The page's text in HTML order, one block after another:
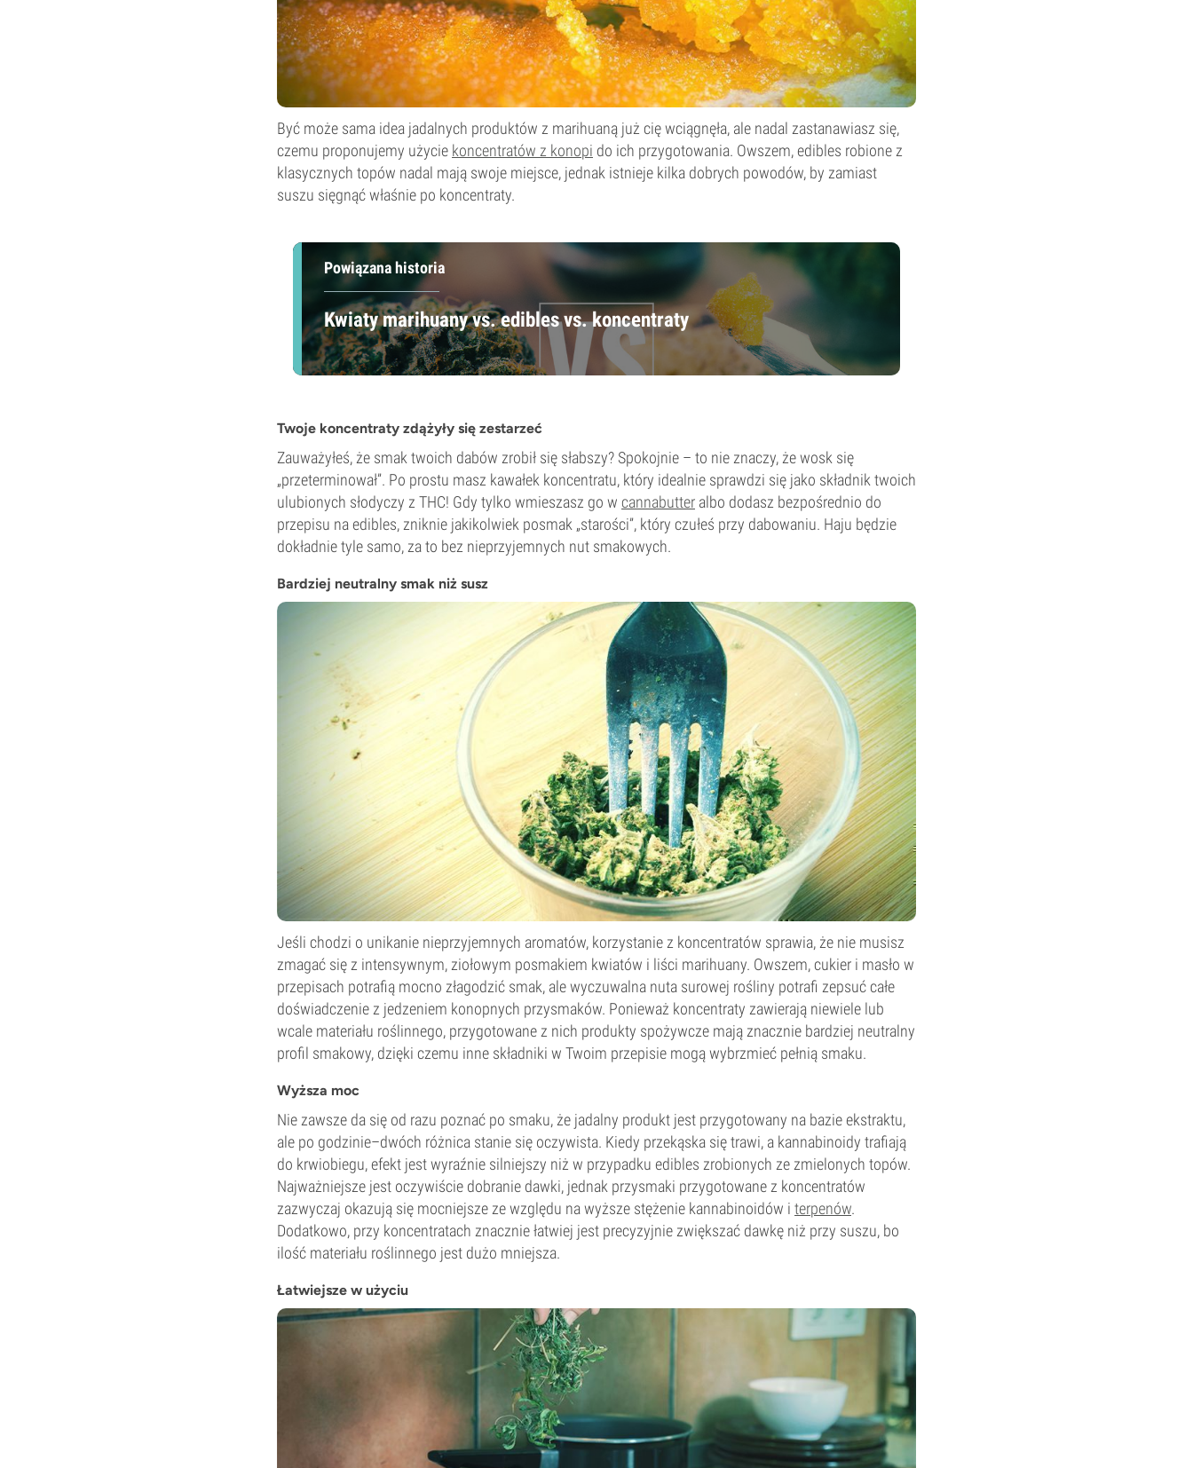
Być może sama idea jadalnych produktów z marihuaną już cię wciągnęła, ale nadal zastanawiasz się,
czemu proponujemy użycie koncentratów z konopi do ich przygotowania. Owszem, edibles robione z
klasycznych topów nadal mają swoje miejsce, jednak istnieje kilka dobrych powodów, by zamiast
suszu sięgnąć właśnie po koncentraty.
Powiązana historia
Kwiaty marihuany vs. edibles vs. koncentraty
Twoje koncentraty zdążyły się zestarzeć
Zauważyłeś, że smak twoich dabów zrobił się słabszy? Spokojnie – to nie znaczy, że wosk się
„przeterminował”. Po prostu masz kawałek koncentratu, który idealnie sprawdzi się jako składnik twoich
ulubionych słodyczy z THC! Gdy tylko wmieszasz go w cannabutter albo dodasz bezpośrednio do
przepisu na edibles, zniknie jakikolwiek posmak „starości”, który czułeś przy dabowaniu. Haju będzie
dokładnie tyle samo, za to bez nieprzyjemnych nut smakowych.
Bardziej neutralny smak niż susz
Jeśli chodzi o unikanie nieprzyjemnych aromatów, korzystanie z koncentratów sprawia, że nie musisz
zmagać się z intensywnym, ziołowym posmakiem kwiatów i liści marihuany. Owszem, cukier i masło w
przepisach potrafią mocno złagodzić smak, ale wyczuwalna nuta surowej rośliny potrafi zepsuć całe
doświadczenie z jedzeniem konopnych przysmaków. Ponieważ koncentraty zawierają niewiele lub
wcale materiału roślinnego, przygotowane z nich produkty spożywcze mają znacznie bardziej neutralny
profil smakowy, dzięki czemu inne składniki w Twoim przepisie mogą wybrzmieć pełnią smaku.
Wyższa moc
Nie zawsze da się od razu poznać po smaku, że jadalny produkt jest przygotowany na bazie ekstraktu,
ale po godzinie–dwóch różnica stanie się oczywista. Kiedy przekąska się trawi, a kannabinoidy trafiają
do krwiobiegu, efekt jest wyraźnie silniejszy niż w przypadku edibles zrobionych ze zmielonych topów.
Najważniejsze jest oczywiście dobranie dawki, jednak przysmaki przygotowane z koncentratów
zazwyczaj okazują się mocniejsze ze względu na wyższe stężenie kannabinoidów i terpenów.
Dodatkowo, przy koncentratach znacznie łatwiej jest precyzyjnie zwiększać dawkę niż przy suszu, bo
ilość materiału roślinnego jest dużo mniejsza.
Łatwiejsze w użyciu